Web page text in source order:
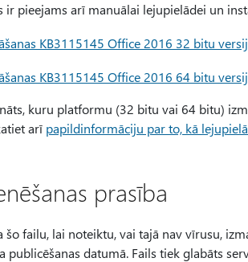
ir pieejams arī manuālai lejupielādei un
KB3115145 Office 2016 32 bitu
KB3115145 Office 2016 64 bitu
kuru platformu (32 bitu vai 64 bitu)
arī papildinformāciju par to, kā
prasība
šo failu, lai noteiktu, vai tajā nav vīrusu,
publicēšanas datumā. Fails tiek glabāts